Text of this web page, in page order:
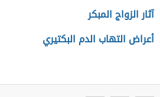
آثار الزواج المبكر
أعراض التهاب الدم البكتيري